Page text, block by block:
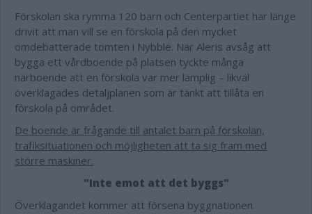
Förskolan ska rymma 120 barn och Centerpartiet har länge
drivit att man vill se en förskola på den mycket
omdebatterade tomten i Nybble. När Aleris avsåg att
bygga ett vårdboende på platsen tyckte många
närboende att en förskola var mer lämplig – likväl
överklagades detaljplanen som är tänkt att tillåta en
förskola på området.
De boende är frågande till antalet barn på förskolan,
trafiksituationen och möjligheten att ta sig fram med
större maskiner.
"Inte emot att det byggs"
Överklagandet kommer att försena byggnationen.